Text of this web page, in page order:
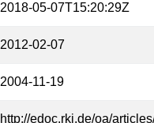
2018-05-07T15:20:29Z
2012-02-07
2004-11-19
http://edoc.rki.de/oa/